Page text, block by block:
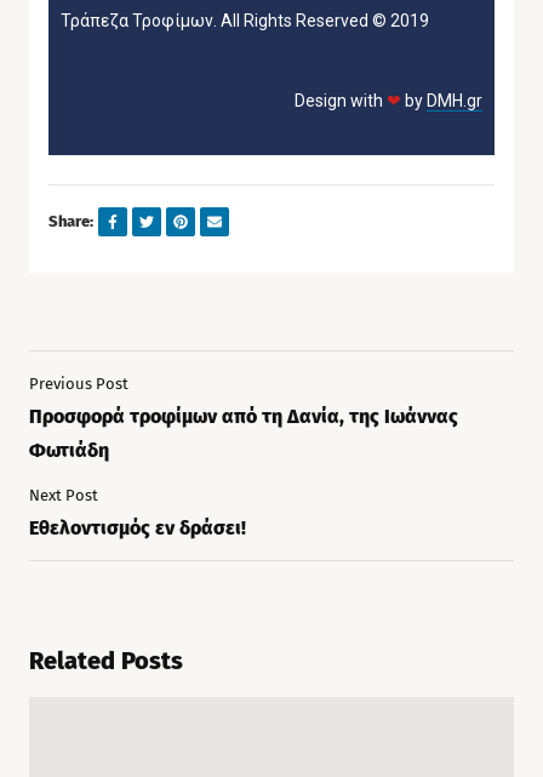
Τράπεζα Τροφίμων. All Rights Reserved © 2019
Design with ❤ by DMH.gr
Share:
Previous Post
Προσφορά τροφίμων από τη Δανία, της Ιωάννας
Φωτιάδη
Next Post
Εθελοντισμός εν δράσει!
Related Posts